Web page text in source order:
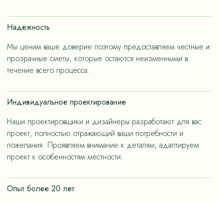
счет дизайнерских решений, ориентированных на
«медленную моду».
Надежность
Мы ценим ваше доверие поэтому предоставляем честные и
прозрачные сметы, которые остаются неизменными в
течение всего процесса.
Индивидуальное проектирование
Наши проектировщики и дизайнеры разработают для вас
проект, полностью отражающий ваши потребности и
пожелания. Проявляем внимание к деталям, адаптируем
проект к особенностям местности.
Опыт более 20 лет